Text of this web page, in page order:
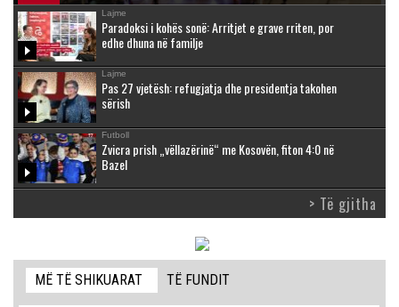
Lajme
Paradoksi i kohës sonë: Arritjet e grave rriten, por
edhe dhuna në familje
Lajme
Pas 27 vjetësh: refugjatja dhe presidentja takohen
sërish
Futboll
Zvicra prish „vëllazërinë“ me Kosovën, fiton 4:0 në
Bazel
> Të gjitha
MË TË SHIKUARAT TË FUNDIT